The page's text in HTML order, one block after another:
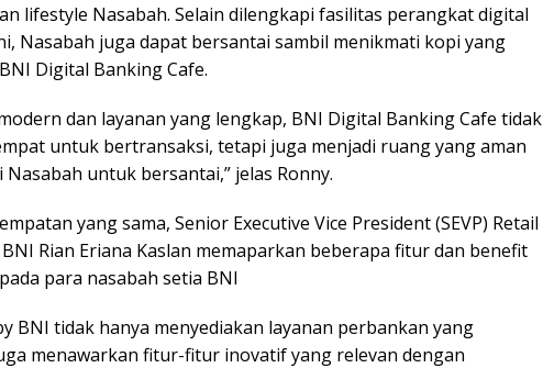
lifestyle Nasabah. Selain dilengkapi fasilitas perangkat digital
Nasabah juga dapat bersantai sambil menikmati kopi yang
Digital Banking Cafe.
dan layanan yang lengkap, BNI Digital Banking Cafe tidak
untuk bertransaksi, tetapi juga menjadi ruang yang aman
untuk bersantai,” jelas Ronny.
yang sama, Senior Executive Vice President (SEVP) Retail
Rian Eriana Kaslan memaparkan beberapa fitur dan benefit
para nasabah setia BNI
BNI tidak hanya menyediakan layanan perbankan yang
menawarkan fitur-fitur inovatif yang relevan dengan